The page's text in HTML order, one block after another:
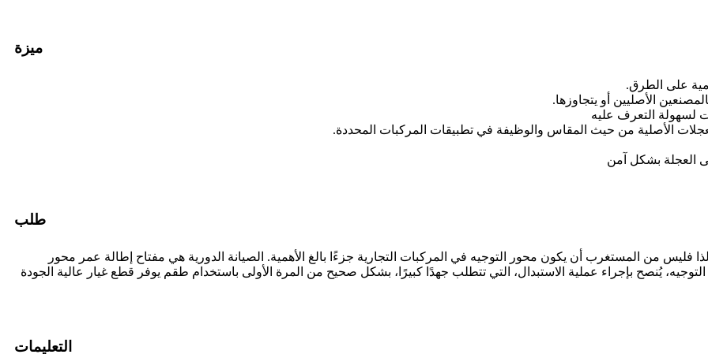
ميزة
طلب
من المستغرب أن يكون محور التوجيه في المركبات التجارية جزءًا بالغ الأهمية. الصيانة الدورية هي مفتاح إطالة عمر محور
يُنصح بإجراء عملية الاستبدال، التي تتطلب جهدًا كبيرًا، بشكل صحيح من المرة الأولى باستخدام طقم يوفر قطع غيار عالية الجودة
التعليمات